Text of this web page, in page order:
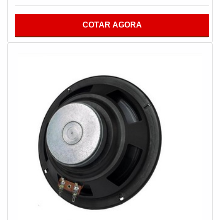
como:Lojas;Escolas;Residências;Consultórios;Entre
que garantem um bom desempenho durante toda a vida
som. Além disso, a empresa garante a satisfação dos
clientes através de um atendimento singular, por meio de
profissionais treinados e altamente qualificados.Por
conseguinte, tem como diferencial do escopo
mobilidade, multifuncionalidade e versatilidade, ótima
performance, imunidade de radiofrequência, tais fatores
garantem aumento da qualidade com retenção dos
custos a médio e longo prazo e, em alguns casos
específicos, logo nos primeiros meses.Conhecida por
ser focada em trazer inovações para a solução de cada
problema e altamente qualificada, padrões alcançados
pela empresa oferecer manutenção preventiva e
COTAR AGORA